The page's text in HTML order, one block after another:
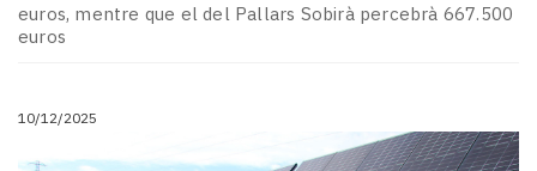
euros, mentre que el del Pallars Sobirà percebrà 667.500
euros
10/12/2025